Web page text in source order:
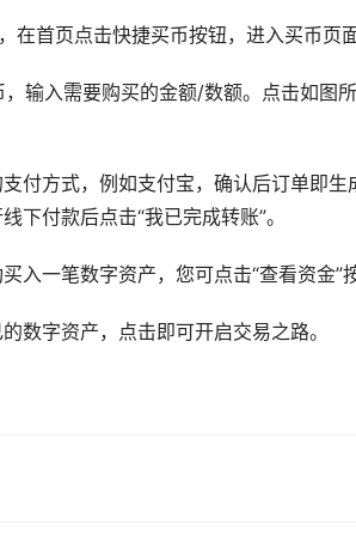
在首页点击快捷买币按钮，进入买币页面
输入需要购买的金额/数额。点击如图
付方式，例如支付宝，确认后订单即
下付款后点击“我已完成转账”。
入一笔数字资产，您可点击“查看资金”
数字资产，点击即可开启交易之路。